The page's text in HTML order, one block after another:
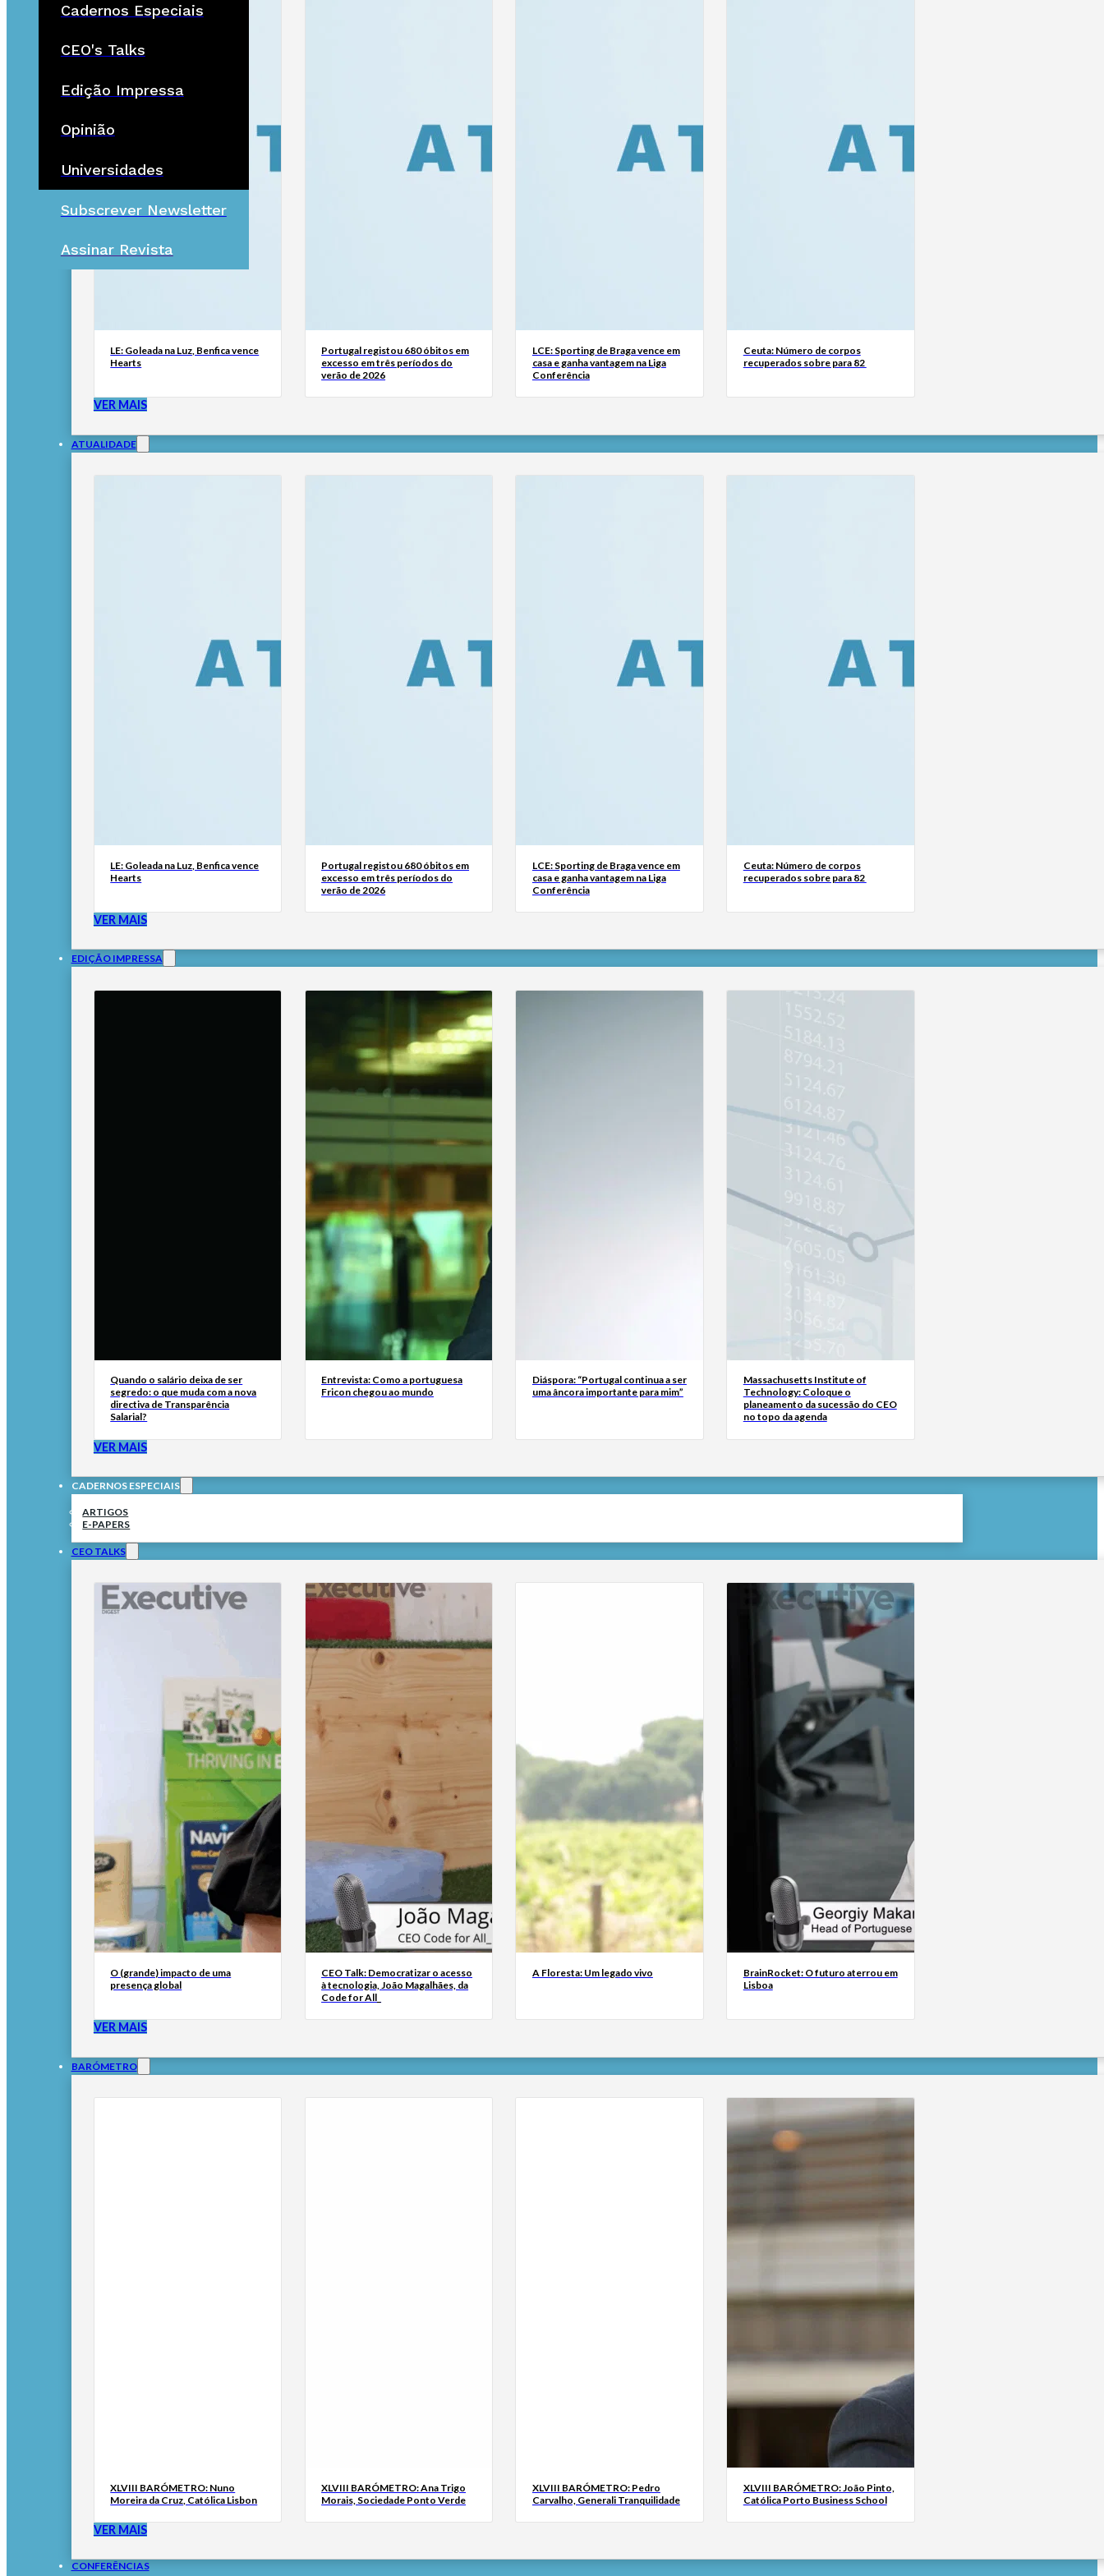
Cadernos Especiais
CEO's Talks
Edição Impressa
Opinião
Universidades
Subscrever Newsletter
Assinar Revista
LE: Goleada na Luz, Benfica vence
Hearts
Portugal registou 680 óbitos em
excesso em três períodos do
verão de 2026
LCE: Sporting de Braga vence em
casa e ganha vantagem na Liga
Conferência
Ceuta: Número de corpos
recuperados sobre para 82
VER MAIS
ATUALIDADE
LE: Goleada na Luz, Benfica vence
Hearts
Portugal registou 680 óbitos em
excesso em três períodos do
verão de 2026
LCE: Sporting de Braga vence em
casa e ganha vantagem na Liga
Conferência
Ceuta: Número de corpos
recuperados sobre para 82
VER MAIS
EDIÇÃO IMPRESSA
Quando o salário deixa de ser
segredo: o que muda com a nova
directiva de Transparência
Salarial?
Entrevista: Como a portuguesa
Fricon chegou ao mundo
Diáspora: “Portugal continua a ser
uma âncora importante para mim”
Massachusetts Institute of
Technology: Coloque o
planeamento da sucessão do CEO
no topo da agenda
VER MAIS
CADERNOS ESPECIAIS
ARTIGOS
E-PAPERS
CEO TALKS
O (grande) impacto de uma
presença global
CEO Talk: Democratizar o acesso
à tecnologia, João Magalhães, da
Code for All_
A Floresta: Um legado vivo
BrainRocket: O futuro aterrou em
Lisboa
VER MAIS
BARÓMETRO
XLVIII BARÓMETRO: Nuno
Moreira da Cruz, Católica Lisbon
XLVIII BARÓMETRO: Ana Trigo
Morais, Sociedade Ponto Verde
XLVIII BARÓMETRO: Pedro
Carvalho, Generali Tranquilidade
XLVIII BARÓMETRO: João Pinto,
Católica Porto Business School
VER MAIS
CONFERÊNCIAS